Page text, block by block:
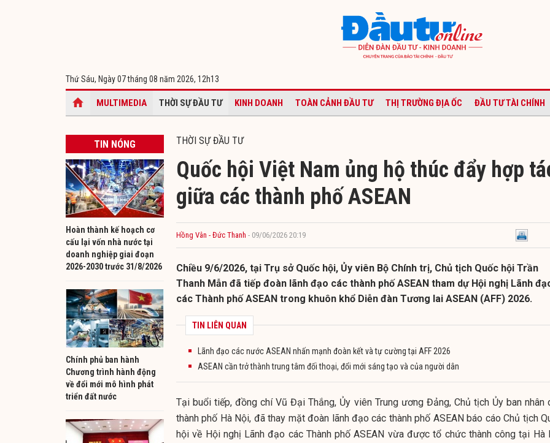
Thứ Sáu, Ngày 07 tháng 08 năm 2026, 12h13
MULTIMEDIA THỜI SỰ ĐẦU TƯ KINH DOANH TOÀN CẢNH ĐẦU TƯ THỊ TRƯỜNG ĐỊA ỐC ĐẦU TƯ TÀI CHÍNH
TIN NÓNG
Hoàn thành kế hoạch cơ
cấu lại vốn nhà nước tại
doanh nghiệp giai đoạn
2026-2030 trước 31/8/2026
Chính phủ ban hành
Chương trình hành động
về đổi mới mô hình phát
triển đất nước
THỜI SỰ ĐẦU TƯ
Quốc hội Việt Nam ủng hộ thúc đẩy hợp
giữa các thành phố ASEAN
Hồng Vân - Đức Thanh - 09/06/2026 20:19
Chiều 9/6/2026, tại Trụ sở Quốc hội, Ủy viên Bộ Chính trị, Chủ tịch Quốc hội Trần
Thanh Mẫn đã tiếp đoàn lãnh đạo các thành phố ASEAN tham dự Hội nghị Lãnh
các Thành phố ASEAN trong khuôn khổ Diễn đàn Tương lai ASEAN (AFF) 2026.
TIN LIÊN QUAN
Lãnh đạo các nước ASEAN nhấn mạnh đoàn kết và tự cường tại AFF 2026
ASEAN cần trở thành trung tâm đối thoại, đổi mới sáng tạo và của người dân
Tại buổi tiếp, đồng chí Vũ Đại Thắng, Ủy viên Trung ương Đảng, Chủ tịch Ủy ban nhân
thành phố Hà Nội, đã thay mặt đoàn lãnh đạo các thành phố ASEAN báo cáo Chủ tịch
hội về Hội nghị Lãnh đạo các Thành phố ASEAN vừa được tổ chức thành công tại Hà